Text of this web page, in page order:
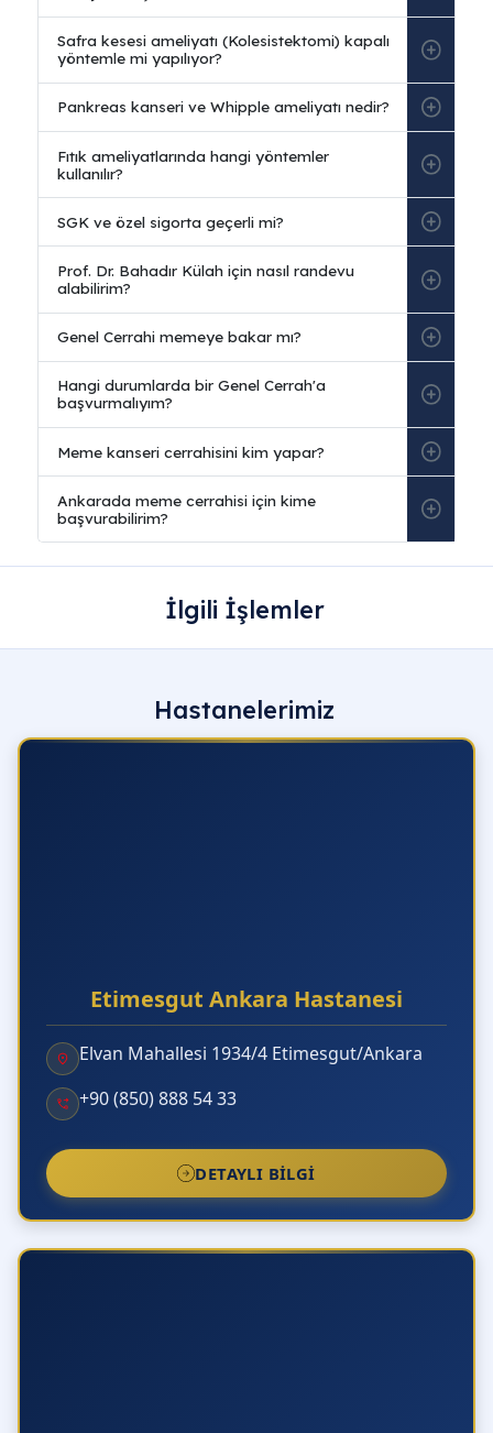
İlgili İşlemler
Hastanelerimiz
Etimesgut Ankara Hastanesi
Elvan Mahallesi 1934/4 Etimesgut/Ankara
+90 (850) 888 54 33
DETAYLI BILGI